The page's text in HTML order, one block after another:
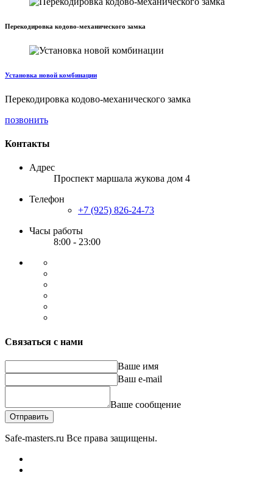
Перекодировка кодово-механического замка
Установка новой комбинации
Перекодировка кодово-механического замка
позвонить
Контакты
Адрес
Проспект маршала жукова дом 4
Телефон
+7 (925) 826-24-73
Часы работы
8:00 - 23:00
Связаться с нами
Ваше имя
Ваш e-mail
Ваше сообщение
Отправить
Safe-masters.ru Все права защищены.